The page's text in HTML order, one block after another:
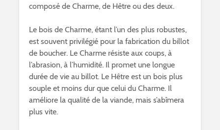
composé de Charme, de Hêtre ou des deux.
Le bois de Charme, étant l’un des plus robustes,
est souvent privilégié pour la fabrication du billot
de boucher. Le Charme résiste aux coups, à
l’abrasion, à l’humidité. Il promet une longue
durée de vie au billot. Le Hêtre est un bois plus
souple et moins dur que celui du Charme. Il
améliore la qualité de la viande, mais s’abîmera
plus vite.